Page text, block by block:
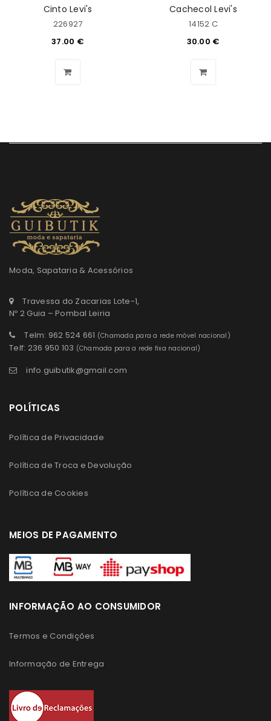
Cinto Levi's
226927
37.00 €
Cachecol Levi's
14152 C
30.00 €
Moda, Sapataria & Acessórios
Travessa do Zacarias Lote-1,
Nº 2 Guia – Pombal Leiria
Telm: 962 524 661 (Chamada para a rede móvel nacional)
Telf: 236 950 103 (Chamada para a rede fixa nacional)
info.guibutik@gmail.com
POLÍTICAS
Política de Privacidade
Política de Troca e Devolução
Política de Cookies
MEIOS DE PAGAMENTO
INFORMAÇÃO AO CONSUMIDOR
Termos e Condições
Informação de Entrega